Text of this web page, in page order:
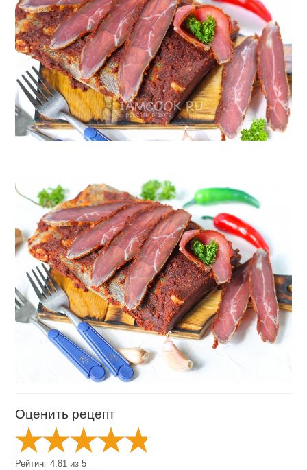
Оценить рецепт
Рейтинг4.81 из5